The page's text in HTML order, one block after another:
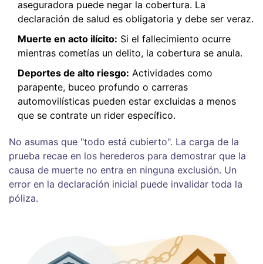
aseguradora puede negar la cobertura. La
declaración de salud es obligatoria y debe ser veraz.
Muerte en acto ilícito: Si el fallecimiento ocurre
mientras cometías un delito, la cobertura se anula.
Deportes de alto riesgo: Actividades como
parapente, buceo profundo o carreras
automovilísticas pueden estar excluidas a menos
que se contrate un rider específico.
No asumas que "todo está cubierto". La carga de la
prueba recae en los herederos para demostrar que la
causa de muerte no entra en ninguna exclusión. Un
error en la declaración inicial puede invalidar toda la
póliza.